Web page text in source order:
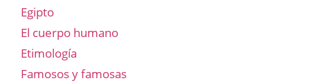
Egipto
El cuerpo humano
Etimología
Famosos y famosas